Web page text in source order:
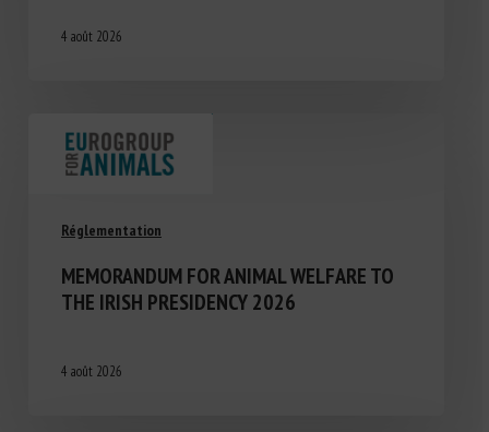
4 août 2026
Réglementation
MEMORANDUM FOR ANIMAL WELFARE TO
THE IRISH PRESIDENCY 2026
4 août 2026